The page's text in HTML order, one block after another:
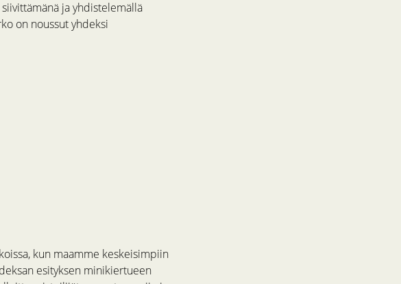
ja yhdistelemällä
on noussut yhdeksi
kun maamme keskeisimpiin
esityksen minikiertueen